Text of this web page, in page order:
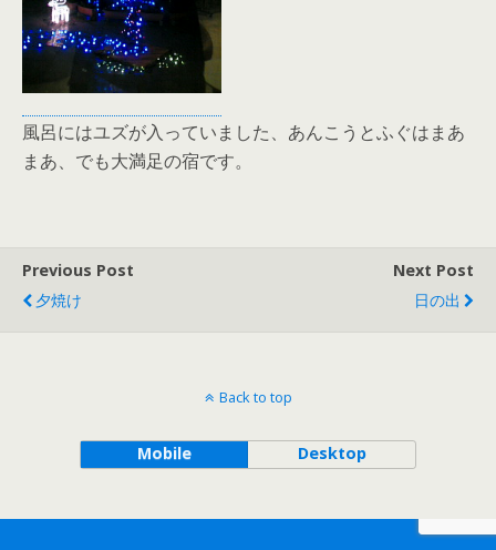
風呂にはユズが入っていました、あんこうとふぐはまあ
まあ、でも大満足の宿です。
Previous Post
夕焼け
Next Post
日の出
Back to top
Mobile Desktop